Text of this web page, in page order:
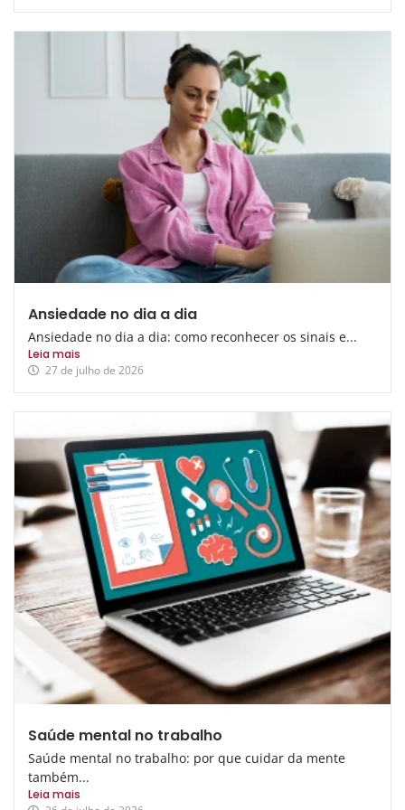
Ansiedade no dia a dia
Ansiedade no dia a dia: como reconhecer os sinais e...
Leia mais
27 de julho de 2026
Saúde mental no trabalho
Saúde mental no trabalho: por que cuidar da mente
também...
Leia mais